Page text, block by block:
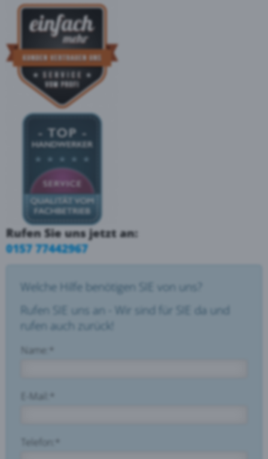
Rufen Sie uns jetzt an:
0157 77442967
Welche Hilfe benötigen SIE von uns?
Rufen SIE uns an - Wir sind für SIE da und
rufen auch zurück!
Name:*
E-Mail:*
Telefon:*